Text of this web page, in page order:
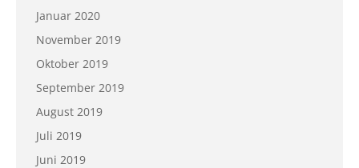
Januar 2020
November 2019
Oktober 2019
September 2019
August 2019
Juli 2019
Juni 2019